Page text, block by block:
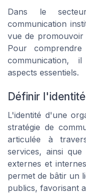
Dans le
communication
vue de promouvoir
Pour
communication,
aspects essentiels.
Définir
L'identité d'une
stratégie de
articulée à
services, ainsi
externes et
permet de bâtir un
publics, favorisant